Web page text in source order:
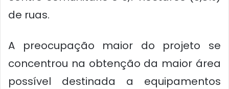
de ruas.
A preocupação maior do projeto se
concentrou na obtenção da maior área
possível destinada a equipamentos